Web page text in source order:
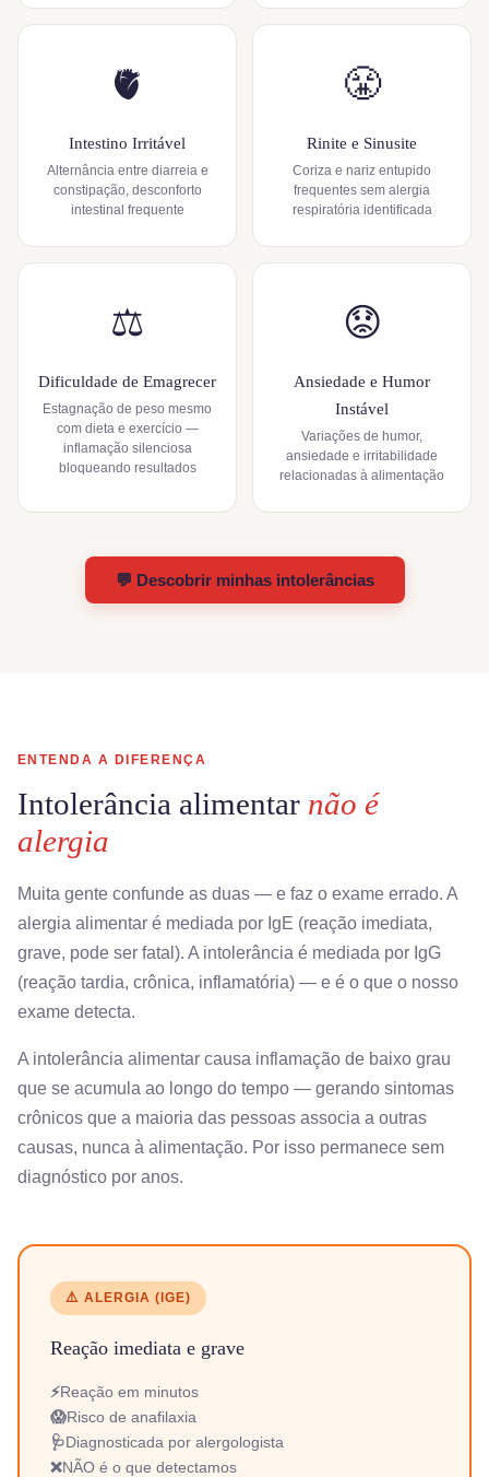
🫀
Intestino Irritável
Alternância entre diarreia e
constipação, desconforto
intestinal frequente
😤
Rinite e Sinusite
Coriza e nariz entupido
frequentes sem alergia
respiratória identificada
⚖️
Dificuldade de Emagrecer
Estagnação de peso mesmo
com dieta e exercício —
inflamação silenciosa
bloqueando resultados
😟
Ansiedade e Humor
Instável
Variações de humor,
ansiedade e irritabilidade
relacionadas à alimentação
💬 Descobrir minhas intolerâncias
ENTENDA A DIFERENÇA
Intolerância alimentar não é
alergia
Muita gente confunde as duas — e faz o exame errado. A
alergia alimentar é mediada por IgE (reação imediata,
grave, pode ser fatal). A intolerância é mediada por IgG
(reação tardia, crônica, inflamatória) — e é o que o nosso
exame detecta.
A intolerância alimentar causa inflamação de baixo grau
que se acumula ao longo do tempo — gerando sintomas
crônicos que a maioria das pessoas associa a outras
causas, nunca à alimentação. Por isso permanece sem
diagnóstico por anos.
⚠️ ALERGIA (IGE)
Reação imediata e grave
⚡Reação em minutos
😱Risco de anafilaxia
🩺Diagnosticada por alergologista
❌NÃO é o que detectamos